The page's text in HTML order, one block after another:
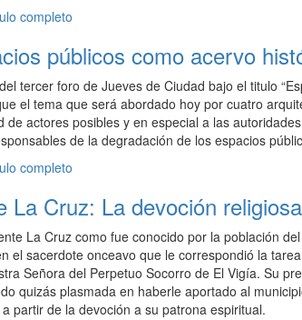
completo
públicos como acervo
tercer foro de Jueves de Ciudad bajo el titulo
el tema que será abordado hoy por cuatro
de actores posibles y en especial a las
de la degradación de los espacios
completo
La Cruz: La devoción
La Cruz como fue conocido por la población
el sacerdote onceavo que le correspondió la
Señora del Perpetuo Socorro de El Vigía. Su
quizás plasmada en haberle aportado al
partir de la devoción a su patrona espiritual.